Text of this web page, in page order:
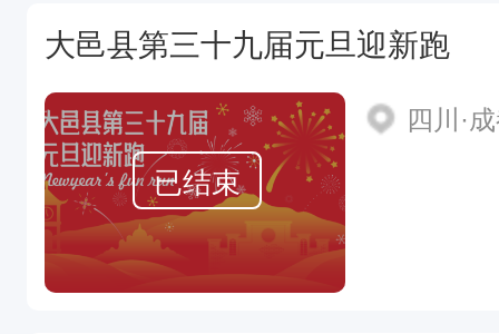
大邑县第三十九届元旦迎新跑
已结束
四川·